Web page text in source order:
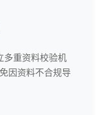
多重资料校验机
因资料不合规导